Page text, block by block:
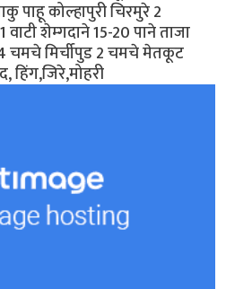
पाहू कोल्हापुरी चिरमुरे 2
शेम्गदाने 15-20 पाने ताजा
4 चमचे मिर्चीपुड 2 चमचे मेतकूट
हिंग,जिरे,मोहरी